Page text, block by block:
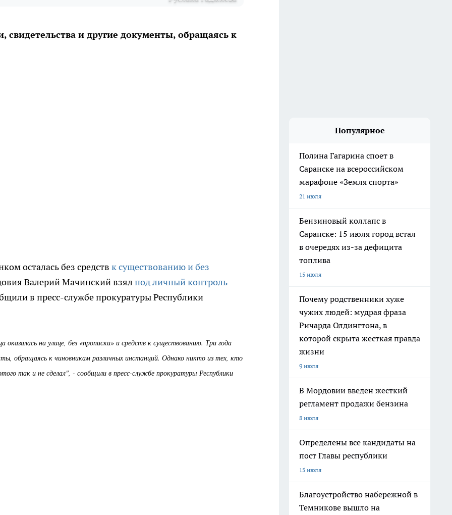
свидетельства и другие документы, обращаясь к
осталась без средств к существованию и без
Валерий Мачинский взял под личный контроль
в пресс-службе прокуратуры Республики
на улице, без «прописки» и средств к существованию. Три года
обращаясь к чиновникам различных инстанций. Однако никто из тех, кто
так и не сделал", - сообщили в пресс-службе прокуратуры Республики
Популярное
Полина Гагарина споет в
Саранске на всероссийском
марафоне «Земля спорта»
21 июля
Бензиновый коллапс в
Саранске: 15 июля город встал
в очередях из-за дефицита
топлива
15 июля
Почему родственники хуже
чужих людей: мудрая фраза
Ричарда Олдингтона, в
которой скрыта жесткая правда
жизни
9 июля
В Мордовии введен жесткий
регламент продажи бензина
8 июля
Определены все кандидаты на
пост Главы республики
15 июля
Благоустройство набережной в
Темникове вышло на